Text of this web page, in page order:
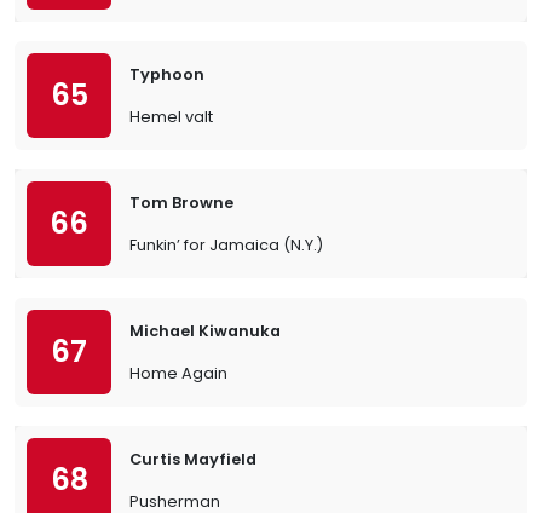
65
Typhoon
Hemel valt
66
Tom Browne
Funkin’ for Jamaica (N.Y.)
67
Michael Kiwanuka
Home Again
68
Curtis Mayfield
Pusherman